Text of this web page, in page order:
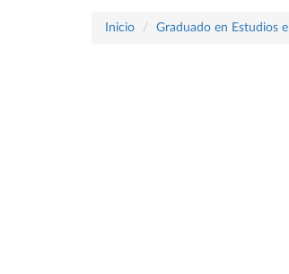
Inicio Graduado en Estudios